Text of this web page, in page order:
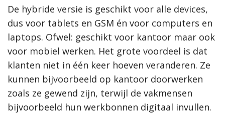
De hybride versie is geschikt voor alle devices,
dus voor tablets en GSM én voor computers en
laptops. Ofwel: geschikt voor kantoor maar ook
voor mobiel werken. Het grote voordeel is dat
klanten niet in één keer hoeven veranderen. Ze
kunnen bijvoorbeeld op kantoor doorwerken
zoals ze gewend zijn, terwijl de vakmensen
bijvoorbeeld hun werkbonnen digitaal invullen.